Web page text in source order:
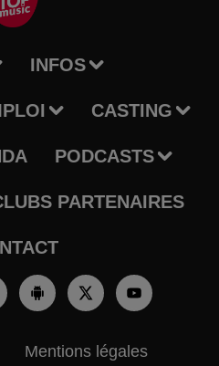
INFOS
CASTING
PODCASTS
PARTENAIRES
Mentions légales